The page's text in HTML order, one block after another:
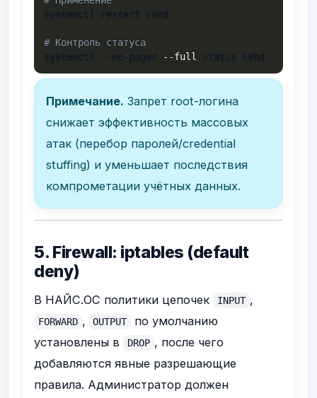
# Контроль статуса
--full
Примечание. Запрет root-логина
снижает эффективность массовых
атак (перебор паролей/credential
stuffing) и уменьшает последствия
компрометации учётных данных.
5. Firewall: iptables (default
deny)
В НАЙС.ОС политики цепочек INPUT ,
FORWARD , OUTPUT
по умолчанию
установлены в
DROP , после чего
добавляются явные разрешающие
правила. Администратор должен